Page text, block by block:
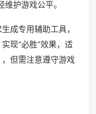
护游戏公平。
成专用辅助工具，
现“必胜”效果，适
但需注意遵守游戏